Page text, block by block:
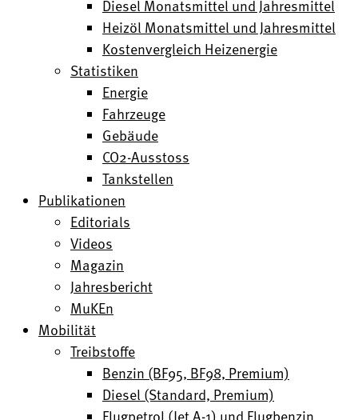
Diesel Monatsmittel und Jahresmittel
Heizöl Monatsmittel und Jahresmittel
Kostenvergleich Heizenergie
Statistiken
Energie
Fahrzeuge
Gebäude
CO2-Ausstoss
Tankstellen
Publikationen
Editorials
Videos
Magazin
Jahresbericht
MuKEn
Mobilität
Treibstoffe
Benzin (BF95, BF98, Premium)
Diesel (Standard, Premium)
Flugpetrol (Jet A-1) und Flugbenzin